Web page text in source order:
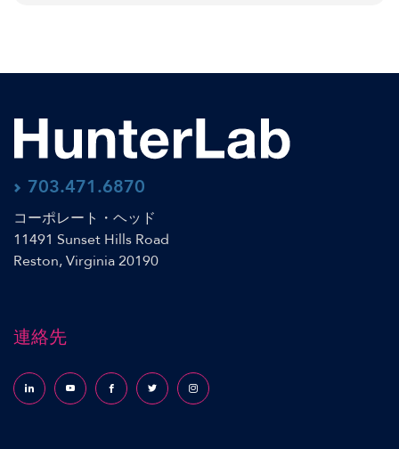
703.471.6870
コーポレート・ヘッド
11491 Sunset Hills Road
Reston, Virginia 20190
連絡先
Follow us on LinkedInFollow us on YouTubeFollow us on Facebook
Follow us on X (formerly Twitter)
Follow us on Instagram